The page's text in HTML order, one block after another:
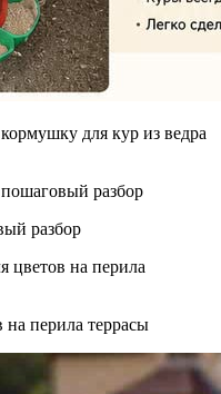
для кур из ведра
разбор
перила террасы